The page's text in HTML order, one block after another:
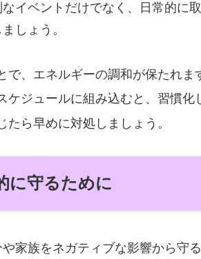
イベントだけでなく、日常的に
しょう。
で、エネルギーの調和が保たれま
ケジュールに組み込むと、習慣化
ら早めに対処しましょう。
に守るために
家族をネガティブな影響から守